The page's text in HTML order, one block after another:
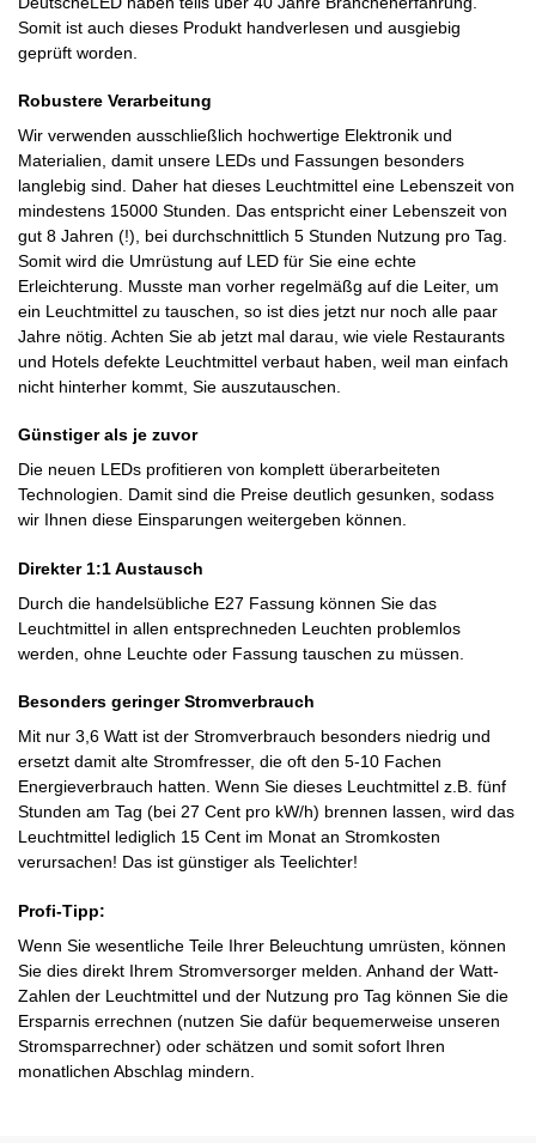
Somit ist auch dieses Produkt handverlesen und ausgiebig
geprüft worden.
Robustere Verarbeitung
Wir verwenden ausschließlich hochwertige Elektronik und
Materialien, damit unsere LEDs und Fassungen besonders
langlebig sind. Daher hat dieses Leuchtmittel eine Lebenszeit von
mindestens 15000 Stunden. Das entspricht einer Lebenszeit von
gut 8 Jahren (!), bei durchschnittlich 5 Stunden Nutzung pro Tag.
Somit wird die Umrüstung auf LED für Sie eine echte
Erleichterung. Musste man vorher regelmäßg auf die Leiter, um
ein Leuchtmittel zu tauschen, so ist dies jetzt nur noch alle paar
Jahre nötig. Achten Sie ab jetzt mal darau, wie viele Restaurants
und Hotels defekte Leuchtmittel verbaut haben, weil man einfach
nicht hinterher kommt, Sie auszutauschen.
Günstiger als je zuvor
Die neuen LEDs profitieren von komplett überarbeiteten
Technologien. Damit sind die Preise deutlich gesunken, sodass
wir Ihnen diese Einsparungen weitergeben können.
Direkter 1:1 Austausch
Durch die handelsübliche E27 Fassung können Sie das
Leuchtmittel in allen entsprechneden Leuchten problemlos
werden, ohne Leuchte oder Fassung tauschen zu müssen.
Besonders geringer Stromverbrauch
Mit nur 3,6 Watt ist der Stromverbrauch besonders niedrig und
ersetzt damit alte Stromfresser, die oft den 5-10 Fachen
Energieverbrauch hatten. Wenn Sie dieses Leuchtmittel z.B. fünf
Stunden am Tag (bei 27 Cent pro kW/h) brennen lassen, wird das
Leuchtmittel lediglich 15 Cent im Monat an Stromkosten
verursachen! Das ist günstiger als Teelichter!
Profi-Tipp:
Wenn Sie wesentliche Teile Ihrer Beleuchtung umrüsten, können
Sie dies direkt Ihrem Stromversorger melden. Anhand der Watt-
Zahlen der Leuchtmittel und der Nutzung pro Tag können Sie die
Ersparnis errechnen (nutzen Sie dafür bequemerweise unseren
Stromsparrechner) oder schätzen und somit sofort Ihren
monatlichen Abschlag mindern.